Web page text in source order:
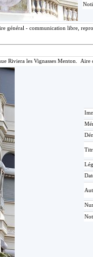
général - communication libre,
Riviera les Vignasses Menton.